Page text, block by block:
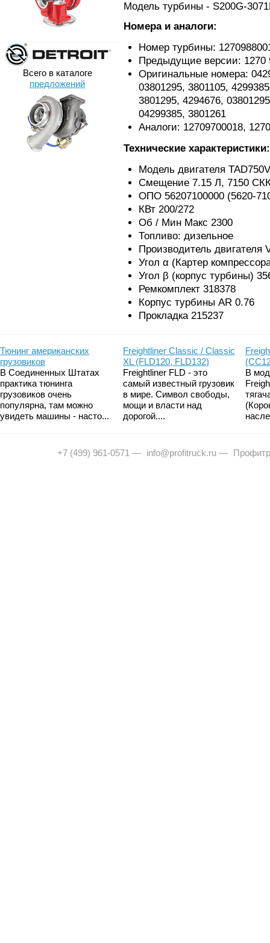
Всего в каталоге
предложений
Модель турбины - S200G-
Номера и аналоги:
Номер турбины:
Предыдущие версии: 1270
Оригинальные номера:
03801295, 3801105,
3801295, 4294676,
04299385, 3801261
Аналоги: 12709700018,
Технические характеристики:
Модель двигателя
Смещение 7.15 Л, 7150
ОПО 56207100000 (5620-
КВт 200/272
Об / Мин Макс 2300
Топливо: дизельное
Производитель двигателя
Угол α (Картер
Угол β (корпус турбины)
Ремкомплект 318378
Корпус турбины AR 0.76
Прокладка 215237
Тюнинг американских
грузовиков
В Соединенных Штатах
практика тюнинга
грузовиков очень
популярна, там можно
увидеть машины - насто...
Freightliner Classic / Classic
XL (FLD120, FLD132)
Freightliner FLD - это
самый известный грузовик
в мире. Символ свободы,
мощи и власти над
дорогой....
В
+7 (499) 961-0571 — info@profitruck.ru —